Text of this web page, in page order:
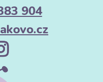
904